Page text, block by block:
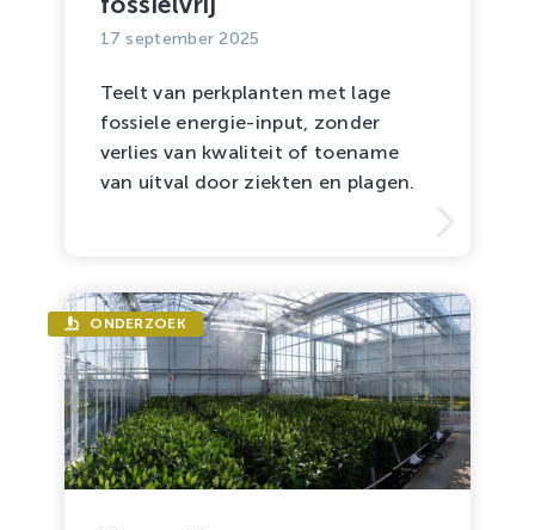
17 september 2025
Teelt van perkplanten met lage
fossiele energie-input, zonder
verlies van kwaliteit of toename
van uitval door ziekten en plagen.
ONDERZOEK